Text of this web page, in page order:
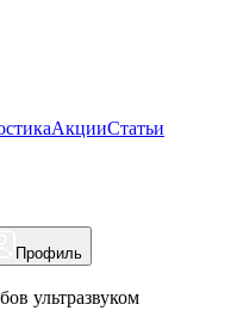
АкцииСтатьи
Профиль
ультразвуком